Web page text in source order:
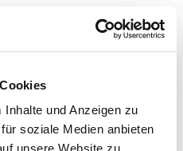
und Anzeigen zu
soziale Medien anbieten